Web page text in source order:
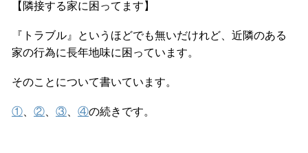
【隣接する家に困ってます】
『トラブル』というほどでも無いだけれど、近隣のある
家の行為に長年地味に困っています。
そのことについて書いています。
① ② ③ ④の続きです。